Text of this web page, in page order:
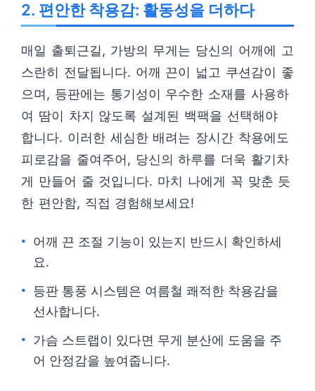
2. 편안한 착용감: 활동성을 더하다
매일 출퇴근길, 가방의 무게는 당신의 어깨에 고
스란히 전달됩니다. 어깨 끈이 넓고 쿠션감이 좋
으며, 등판에는 통기성이 우수한 소재를 사용하
여 땀이 차지 않도록 설계된 백팩을 선택해야
합니다. 이러한 세심한 배려는 장시간 착용에도
피로감을 줄여주어, 당신의 하루를 더욱 활기차
게 만들어 줄 것입니다. 마치 나에게 꼭 맞춘 듯
한 편안함, 직접 경험해보세요!
어깨 끈 조절 기능이 있는지 반드시 확인하세
요.
등판 통풍 시스템은 여름철 쾌적한 착용감을
선사합니다.
가슴 스트랩이 있다면 무게 분산에 도움을 주
어 안정감을 높여줍니다.